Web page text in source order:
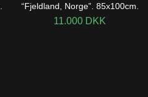
“Fjeldland, Norge”. 85x100cm.
11.000 DKK